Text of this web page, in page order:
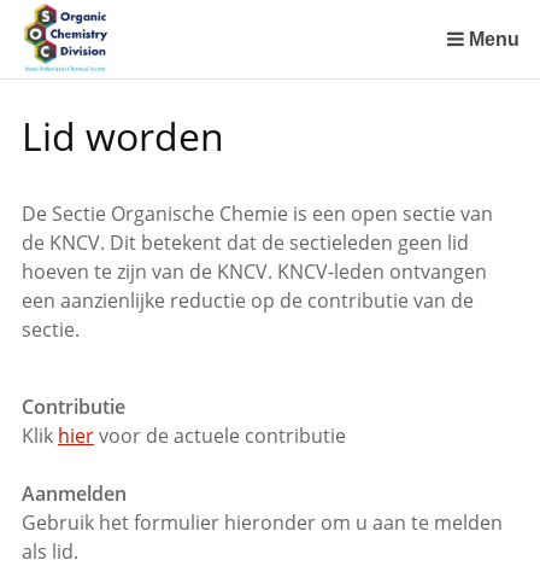
links
over
naar
de
Spring
naar
het
menu
Menu
Lid worden
De Sectie Organische Chemie is een open sectie van
de KNCV. Dit betekent dat de sectieleden geen lid
hoeven te zijn van de KNCV. KNCV-leden ontvangen
een aanzienlijke reductie op de contributie van de
sectie.
Contributie
Klik hiervoor de actuele contributie
Aanmelden
Gebruik het formulier hieronder om u aan te melden
als lid.